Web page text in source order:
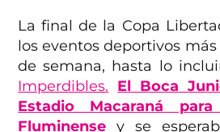
La final de la Copa
los eventos deportivos
de semana, hasta lo
Imperdibles. El Boca
Estadio Macaraná
Fluminense y se